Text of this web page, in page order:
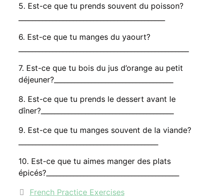
5. Est-ce que tu prends souvent du poisson?
6. Est-ce que tu manges du yaourt?
7. Est-ce que tu bois du jus d’orange au petit
déjeuner?___________________________________
8. Est-ce que tu prends le dessert avant le
dîner?_______________________________________
9. Est-ce que tu manges souvent de la viande?
10. Est-ce que tu aimes manger des plats
épicés?_______________________________________
Categories
French Practice Exercises